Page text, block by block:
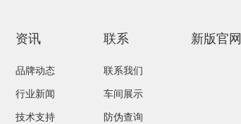
资讯
品牌动态
行业新闻
技术支持
联系
联系我们
车间展示
防伪查询
新版官网